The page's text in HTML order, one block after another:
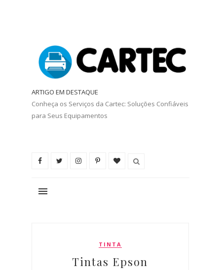
ARTIGO EM DESTAQUE
Conheça os Serviços da Cartec: Soluções Confiáveis
para Seus Equipamentos
TINTA
Tintas Epson